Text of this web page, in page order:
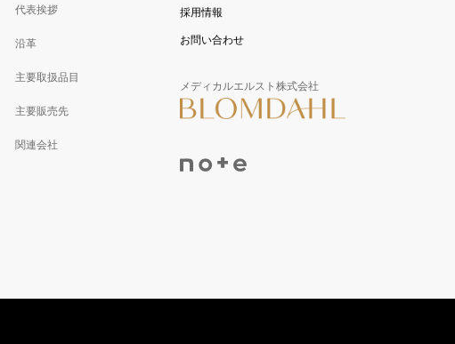
代表挨拶
沿革
主要取扱品目
主要販売先
関連会社
採用情報
お問い合わせ
メディカルエルスト株式会社